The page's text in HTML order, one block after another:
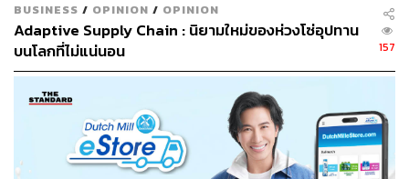
GC ลงมือทำและสำเร็จออกมาเป็นรูปธรรม ตามแนวทาง
Circularity ซึ่งมุ่งเน้นการใช้ทรัพยากรให้เกิดประโยชน์สูงสุด
ตลอดห่วงโซ่คุณค่า เพื่อส่งมอบผลิตภัณฑ์และทางเลือกที่มี
คุณภาพ ปลอดภัย และเป็นมิตรต่อสิ่งแวดล้อม ให้คู่ค้า ผู้มี
ส่วนได้เสีย และสังคม รวมถึง Decarbonization แนวทางการ
ลดการปลดปล่อยก๊าซเรือนกระจกให้เป็นศูนย์อย่างเป็นรูป
ธรรมเพื่ออนาคตที่ยั่งยืน
BUSINESS / OPINION / OPINION
Adaptive Supply Chain : นิยามใหม่ของห่วงโซ่อุปทาน
บนโลกที่ไม่แน่นอน
157